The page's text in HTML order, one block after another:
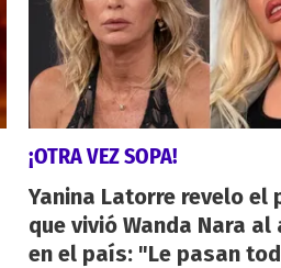
¡OTRA VEZ SOPA!
Yanina Latorre revelo el
que vivió Wanda Nara
en el país: "Le pasan